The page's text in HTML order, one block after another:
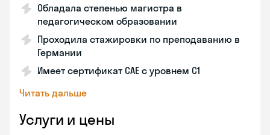
Обладала степенью магистра в
педагогическом образовании
Проходила стажировки по преподаванию в
Германии
Имеет сертификат САЕ с уровнем С1
Читать дальше
Услуги и цены